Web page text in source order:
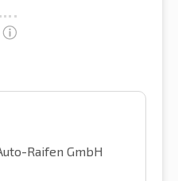
Raifen GmbH